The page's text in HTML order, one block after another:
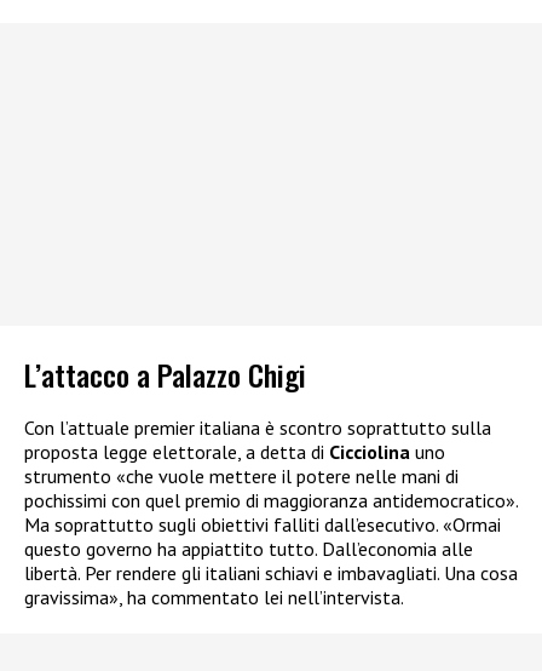
L’attacco a Palazzo Chigi
Con l’attuale premier italiana è scontro soprattutto sulla
proposta legge elettorale, a detta di Cicciolina uno
strumento «che vuole mettere il potere nelle mani di
pochissimi con quel premio di maggioranza antidemocratico».
Ma soprattutto sugli obiettivi falliti dall’esecutivo. «Ormai
questo governo ha appiattito tutto. Dall’economia alle
libertà. Per rendere gli italiani schiavi e imbavagliati. Una cosa
gravissima», ha commentato lei nell’intervista.